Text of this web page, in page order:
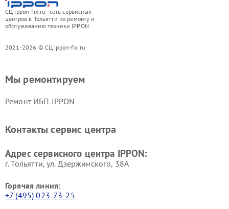
СЦ ippon-fix.ru - сеть сервисных
центров в Тольятти по ремонту и
обслуживанию техники IPPON
2021-2026 © СЦ ippon-fix.ru
Мы ремонтируем
Ремонт ИБП IPPON
Контакты сервис центра
Адрес сервисного центра IPPON:
г. Тольятти, ул. Дзержинского, 38А
Горячая линия:
+7 (495) 023-73-25